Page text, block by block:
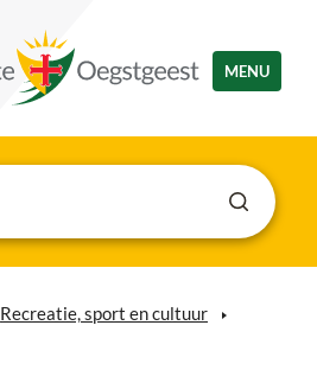
MENU
Recreatie, sport en cultuur